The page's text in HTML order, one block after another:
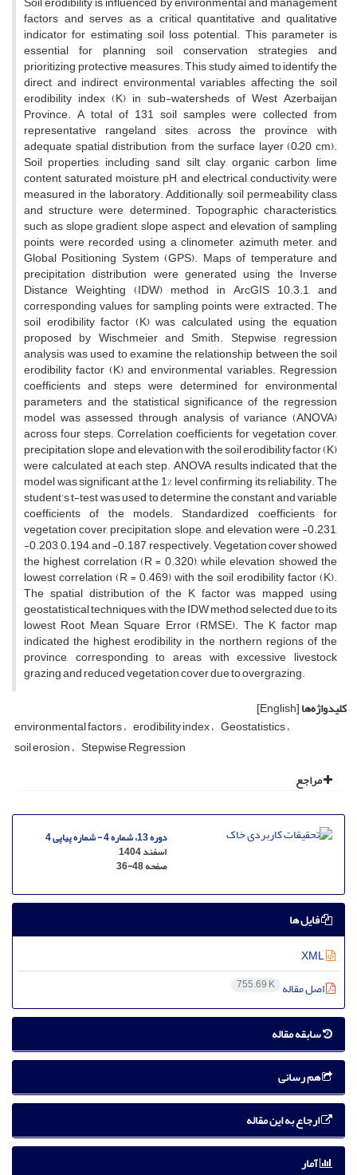
factors and serves as a critical quantitative and qualitative
indicator for estimating soil loss potential. This parameter is
essential for planning soil conservation strategies and
prioritizing protective measures. This study aimed to identify the
direct and indirect environmental variables affecting the soil
erodibility index (K) in sub-watersheds of West Azerbaijan
Province. A total of 131 soil samples were collected from
representative rangeland sites across the province, with
adequate spatial distribution, from the surface layer (0–20 cm).
Soil properties, including sand, silt, clay, organic carbon, lime
content, saturated moisture, pH, and electrical conductivity, were
measured in the laboratory. Additionally, soil permeability class
and structure were determined. Topographic characteristics,
such as slope gradient, slope aspect, and elevation of sampling
points, were recorded using a clinometer, azimuth meter, and
Global Positioning System (GPS). Maps of temperature and
precipitation distribution were generated using the Inverse
Distance Weighting (IDW) method in ArcGIS 10.3.1, and
corresponding values for sampling points were extracted. The
soil erodibility factor (K) was calculated using the equation
proposed by Wischmeier and Smith. Stepwise regression
analysis was used to examine the relationship between the soil
erodibility factor (K) and environmental variables. Regression
coefficients and steps were determined for environmental
parameters, and the statistical significance of the regression
model was assessed through analysis of variance (ANOVA)
across four steps. Correlation coefficients for vegetation cover,
precipitation, slope, and elevation with the soil erodibility factor (K)
were calculated at each step. ANOVA results indicated that the
model was significant at the 1% level, confirming its reliability. The
student’s t-test was used to determine the constant and variable
coefficients of the models. Standardized coefficients for
vegetation cover, precipitation, slope, and elevation were -0.231,
-0.203, 0.194, and -0.187, respectively. Vegetation cover showed
the highest correlation (R = 0.320), while elevation showed the
lowest correlation (R = 0.469) with the soil erodibility factor (K).
The spatial distribution of the K factor was mapped using
geostatistical techniques, with the IDW method selected due to its
lowest Root Mean Square Error (RMSE). The K factor map
indicated the highest erodibility in the northern regions of the
province, corresponding to areas with excessive livestock
grazing and reduced vegetation cover due to overgrazing.
کلیدواژه‌ها[English]
environmental factors erodibility index Geostatistics
soil erosion Stepwise Regression
مراجع
دوره 13، شماره 4 - شماره پیاپی 4
اسفند 1404
صفحه36-48
فایل ها
اصل مقاله 755.69 K
سابقه مقاله
هم رسانی
ارجاع به این مقاله
آمار